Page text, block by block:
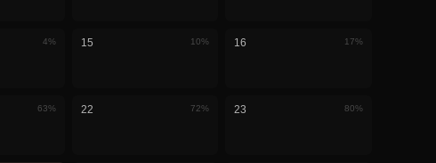
4% 15 10% 16 17%
63% 22 72% 23 80%